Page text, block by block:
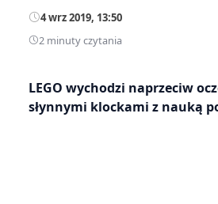
4 wrz 2019, 13:50
2 minuty czytania
LEGO wychodzi naprzeciw
słynnymi klockami z nauką